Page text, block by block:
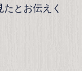
とお伝えく